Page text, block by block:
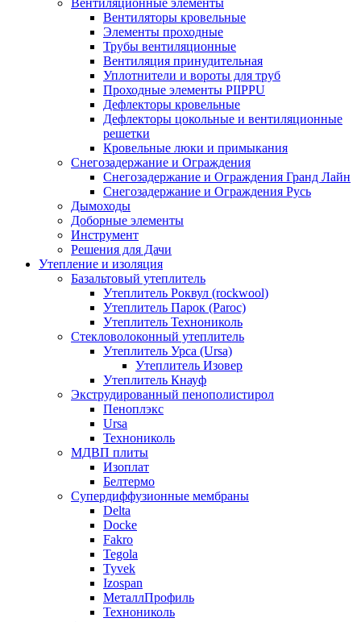
Вентиляционные элементы
Вентиляторы кровельные
Элементы проходные
Трубы вентиляционные
Вентиляция принудительная
Уплотнители и вороты для труб
Проходные элементы PIIPPU
Дефлекторы кровельные
Дефлекторы цокольные и вентиляционные
решетки
Кровельные люки и примыкания
Снегозадержание и Ограждения
Снегозадержание и Ограждения Гранд Лайн
Снегозадержание и Ограждения Русь
Дымоходы
Доборные элементы
Инструмент
Решения для Дачи
Утепление и изоляция
Базальтовый утеплитель
Утеплитель Роквул (rockwool)
Утеплитель Парок (Paroc)
Утеплитель Технониколь
Стекловолоконный утеплитель
Утеплитель Урса (Ursa)
Утеплитель Изовер
Утеплитель Кнауф
Экструдированный пенополистирол
Пеноплэкс
Ursa
Технониколь
МДВП плиты
Изоплат
Белтермо
Супердиффузионные мембраны
Delta
Docke
Fakro
Tegola
Tyvek
Izospan
МеталлПрофиль
Технониколь